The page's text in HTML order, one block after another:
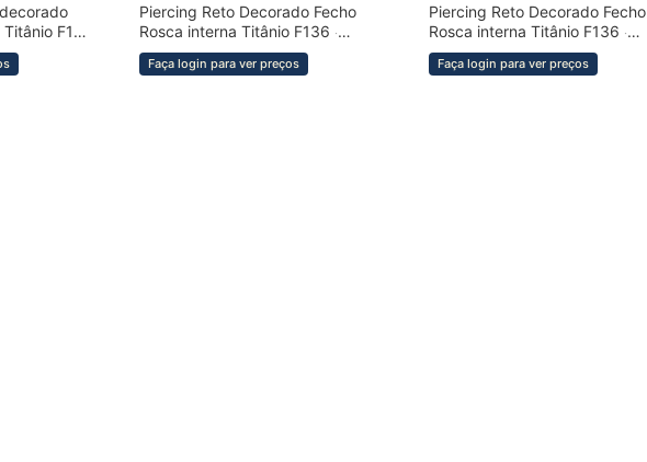
F136
COMPRAR RÁPIDO
Piercing Reto Decorado Fecho
Rosca interna Titânio F136 ·
BRX1031
Faça login para ver preços
COMPRAR RÁPIDO
Piercing Reto Decorado Fecho
Rosca interna Titânio F136 ·
BRX1308
Faça login para ver preços